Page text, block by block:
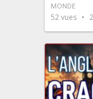
MONDE
52vues